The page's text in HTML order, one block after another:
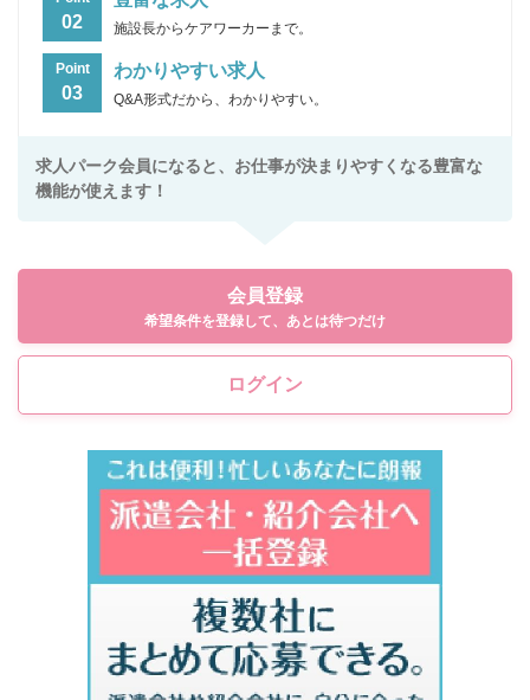
02 施設長からケアワーカーまで。
Point
03
わかりやすい求人
Q&A形式だから、わかりやすい。
求人パーク会員になると、お仕事が決まりやすくなる豊富な
機能が使えます！
会員登録
希望条件を登録して、あとは待つだけ
ログイン